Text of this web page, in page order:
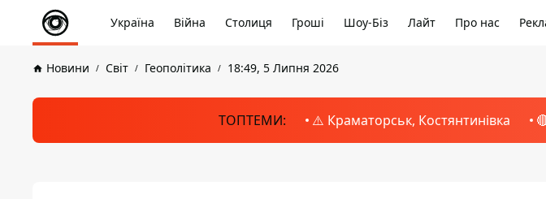
Україна Війна Столиця Гроші Шоу-Біз Лайт Про нас
Новини Світ Геополітика 18:49, 5 Липня 2026
ТОПТЕМИ: ⚠️ Краматорськ, Костянтинівка